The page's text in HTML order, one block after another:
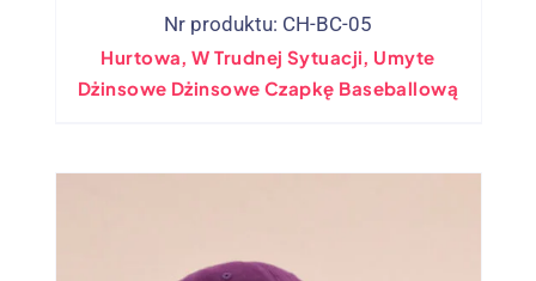
Nr produktu: CH-BC-05
Hurtowa, W Trudnej Sytuacji, Umyte
Dżinsowe Dżinsowe Czapkę Baseballową